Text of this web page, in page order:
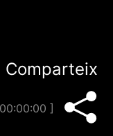
Comparteix
00:00:00 ]